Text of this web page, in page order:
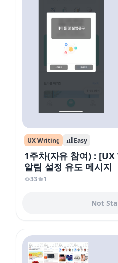
UX Writing Easy
1주차(자유 참여) :
알림 설정 유도 메시지
33 1
Not